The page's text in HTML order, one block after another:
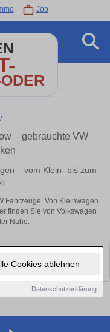
Cookies ablehnen
Datenschutzerklärung
Job
– gebrauchte VW
– vom Klein- bis zum
Fahrzeuge. Von Kleinwagen
finden Sie von Volkswagen
Nähe.
finden. Schauen Sie